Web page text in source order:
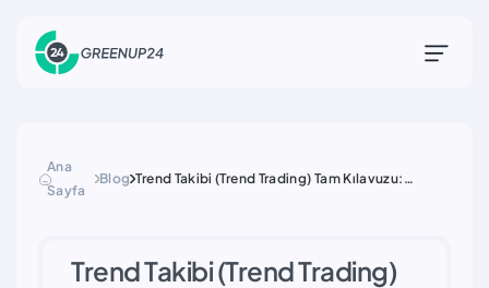
Ana
Sayfa
Blog Trend Takibi (Trend Trading) Tam Kılavuzu:
Trend Takibi (Trend Trading)